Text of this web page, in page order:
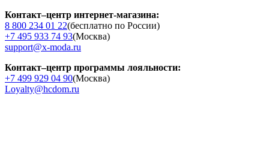
Контакт–центр интернет-магазина:
8 800 234 01 22(бесплатно по России)
+7 495 933 74 93(Москва)
support@x-moda.ru
Контакт–центр программы лояльности:
+7 499 929 04 90(Москва)
Loyalty@hcdom.ru